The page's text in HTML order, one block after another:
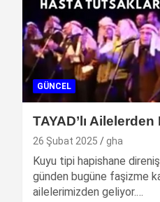
GÜNCEL
TAYAD’lı
26 Şubat 2025 gha
Kuyu tipi hapishane
günden bugüne faşizme
ailelerimizden geliyor.…